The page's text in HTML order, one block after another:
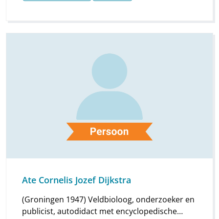
Ate Cornelis Jozef Dijkstra
(Groningen 1947) Veldbioloog, onderzoeker en
publicist, autodidact met encyclopedische